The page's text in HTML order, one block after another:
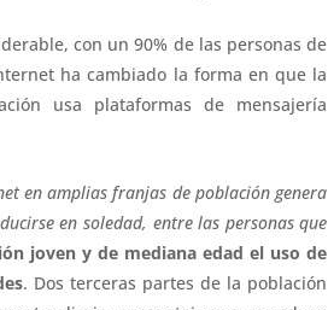
con un 90% de las personas de
ha cambiado la forma en que la
usa plataformas de mensajería
en amplias franjas de población genera
en soledad, entre las personas que
joven y de mediana edad el uso de
. Dos terceras partes de la población